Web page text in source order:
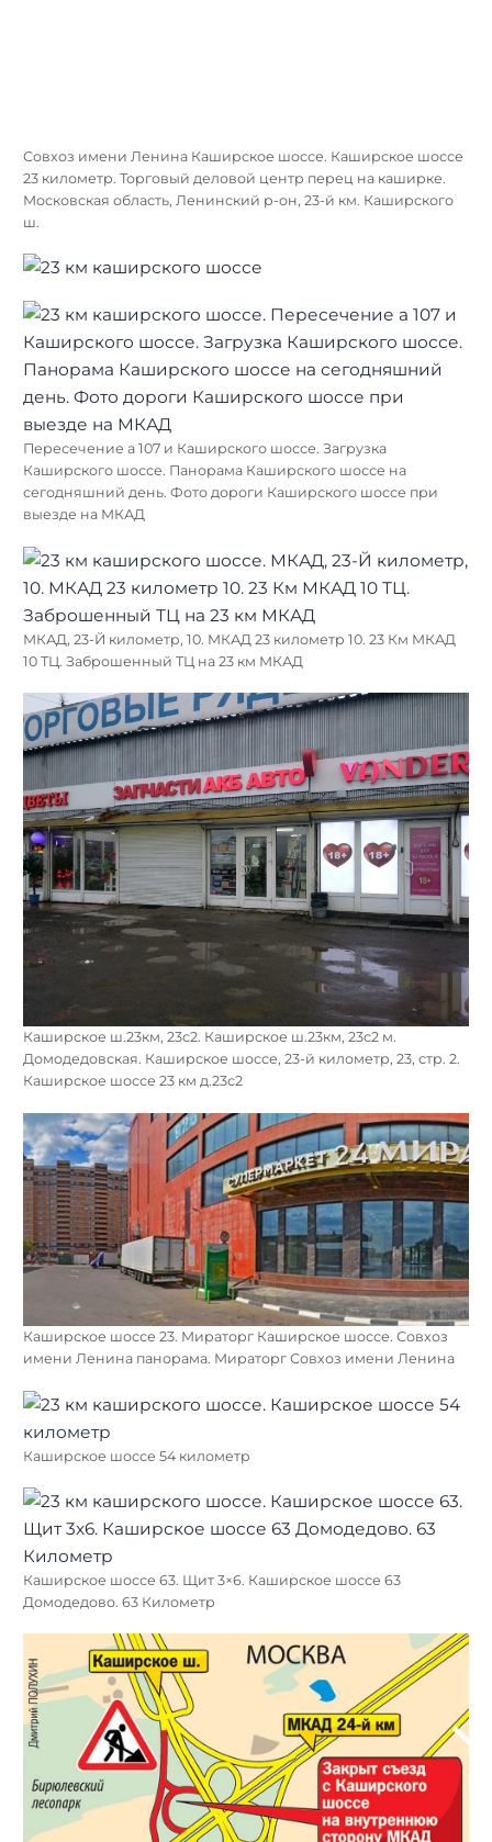
Совхоз имени Ленина Каширское шоссе. Каширское шоссе
23 километр. Торговый деловой центр перец на каширке.
Московская область, Ленинский р-он, 23-й км. Каширского
ш.
Пересечение а 107 и Каширского шоссе. Загрузка
Каширского шоссе. Панорама Каширского шоссе на
сегодняшний день. Фото дороги Каширского шоссе при
выезде на МКАД
МКАД, 23-Й километр, 10. МКАД 23 километр 10. 23 Км МКАД
10 ТЦ. Заброшенный ТЦ на 23 км МКАД
Каширское ш.23км, 23с2. Каширское ш.23км, 23с2 м.
Домодедовская. Каширское шоссе, 23-й километр, 23, стр. 2.
Каширское шоссе 23 км д.23с2
Каширское шоссе 23. Мираторг Каширское шоссе. Совхоз
имени Ленина панорама. Мираторг Совхоз имени Ленина
Каширское шоссе 54 километр
Каширское шоссе 63. Щит 3×6. Каширское шоссе 63
Домодедово. 63 Километр